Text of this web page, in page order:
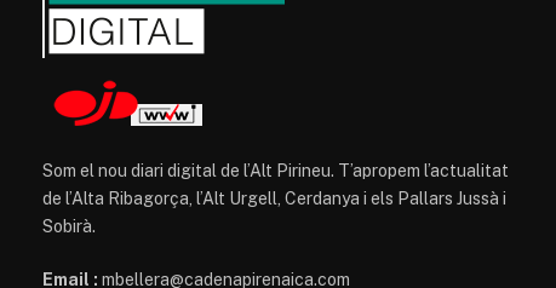
Som el nou diari digital de l’Alt Pirineu. T’apropem l’actualitat
de l’Alta Ribagorça, l’Alt Urgell, Cerdanya i els Pallars Jussà i
Sobirà.
Email : mbellera@cadenapirenaica.com